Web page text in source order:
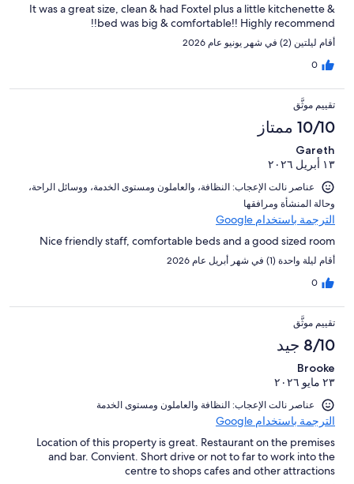
It was a great size, clean & had Foxtel plus a little kitchenette &
bed was big & comfortable!! Highly recommend!!
أقام ليلتين (2) في شهر يونيو عام 2026
0
تقييم موثَّق
10/10 ممتاز
Gareth
١٣ أبريل ٢٠٢٦
عناصر نالت الإعجاب: ⁦النظافة⁩، و⁦العاملون ومستوى الخدمة⁩، و⁦وسائل الراحة⁩،
و⁦حالة المنشأة ومرافقها⁩
الترجمة باستخدام Google
Nice friendly staff, comfortable beds and a good sized room
أقام ليلة واحدة (1) في شهر أبريل عام 2026
0
تقييم موثَّق
8/10 جيد
Brooke
٢٣ مايو ٢٠٢٦
عناصر نالت الإعجاب: ⁦النظافة⁩ و⁦العاملون ومستوى الخدمة⁩
الترجمة باستخدام Google
Location of this property is great. Restaurant on the premises
and bar. Convient. Short drive or not to far to work into the
centre to shops cafes and other attractions